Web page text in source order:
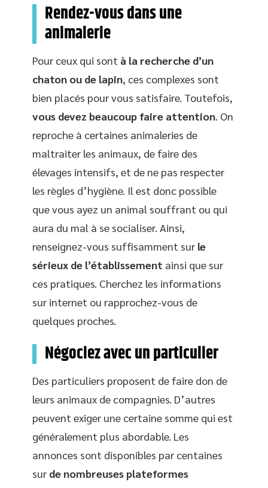
Rendez-vous dans une
animalerie
Pour ceux qui sont à la recherche d’un
chaton ou de lapin, ces complexes sont
bien placés pour vous satisfaire. Toutefois,
vous devez beaucoup faire attention . On
reproche à certaines animaleries de
maltraiter les animaux, de faire des
élevages intensifs, et de ne pas respecter
les règles d’hygiène. Il est donc possible
que vous ayez un animal souffrant ou qui
aura du mal à se socialiser. Ainsi,
renseignez-vous suffisamment sur le
sérieux de l’établissement ainsi que sur
ces pratiques. Cherchez les informations
sur internet ou rapprochez-vous de
quelques proches.
Négociez avec un particulier
Des particuliers proposent de faire don de
leurs animaux de compagnies. D’autres
peuvent exiger une certaine somme qui est
généralement plus abordable. Les
annonces sont disponibles par centaines
sur de nombreuses plateformes